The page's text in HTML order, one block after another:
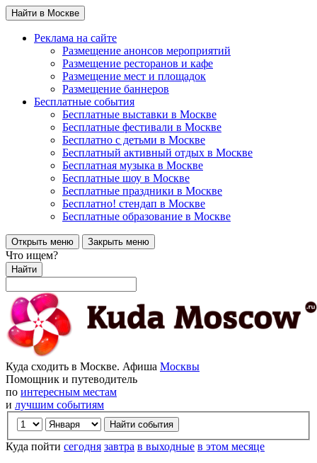
Найти в Москве
Реклама на сайте
Размещение анонсов мероприятий
Размещение ресторанов и кафе
Размещение мест и площадок
Размещение баннеров
Бесплатные события
Бесплатные выставки в Москве
Бесплатные фестивали в Москве
Бесплатно с детьми в Москве
Бесплатный активный отдых в Москве
Бесплатная музыка в Москве
Бесплатные шоу в Москве
Бесплатные праздники в Москве
Бесплатно! стендап в Москве
Бесплатные образование в Москве
Открыть меню Закрыть меню
Что ищем?
Найти
Куда сходить в Москве. Афиша Москвы
Помощник и путеводитель
по интересным местам
и лучшим событиям
Куда пойти сегодня завтра в выходные в этом месяце